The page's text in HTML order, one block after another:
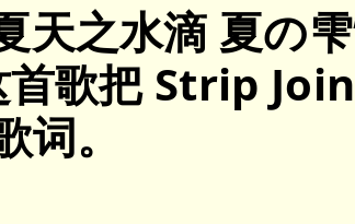
天之水滴 夏の
首歌把 Strip
。